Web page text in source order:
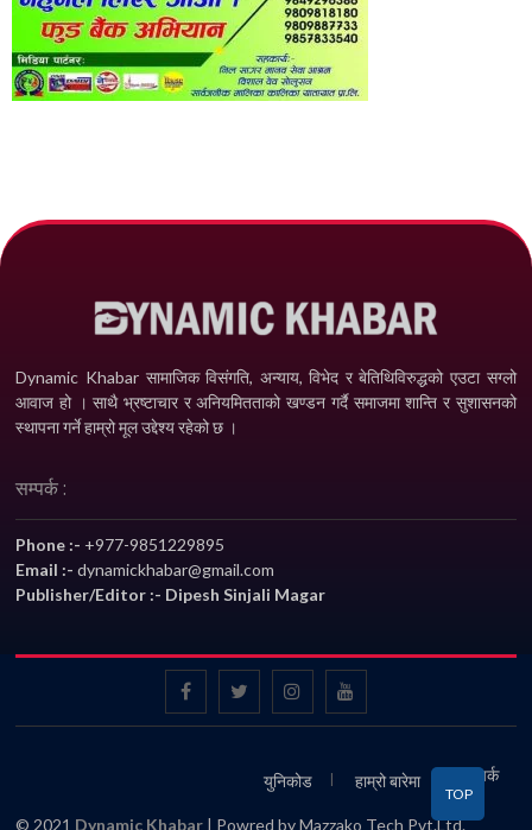
Dynamic Khabar सामाजिक विसंगति, अन्याय, विभेद­ र बेतिथिविरुद्धको एउटा सग्लो
आवाज हो । साथै भ्रष्टाचार र अनियमितताको खण्डन गर्दै समाजमा शान्ति र सुशासनको
स्थापना गर्ने हाम्रो मूल उद्देश्य रहेको छ ।
सम्पर्क :
Phone :- +977-9851229895
Email :-dynamickhabar@gmail.com
Publisher/Editor :- Dipesh Sinjali Magar
युनिकोड हाम्रो बारेमा सम्पर्क
© 2021 Dynamic Khabar | Powred by Mazzako Tech Pvt.Ltd.
TOP